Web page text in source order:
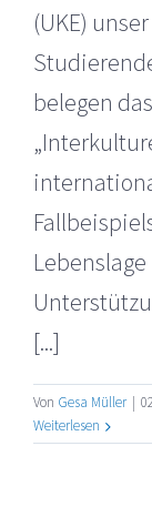
(UKE)
belegen
[...]
Von Gesa Müller |
Weiterlesen